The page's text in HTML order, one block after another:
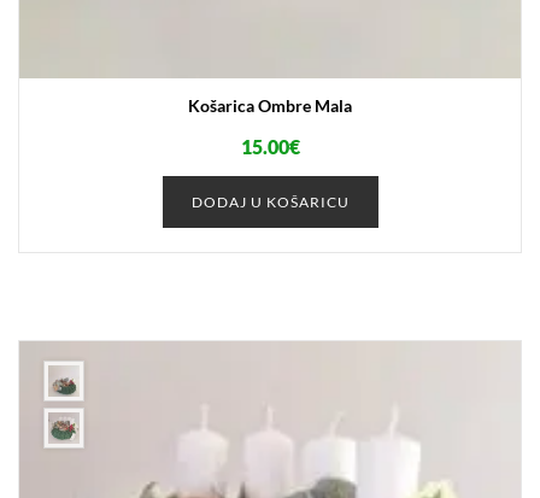
Košarica Ombre Mala
15.00€
DODAJ U KOŠARICU